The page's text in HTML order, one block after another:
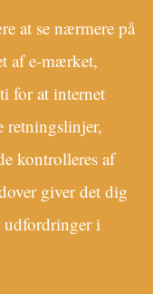
at se nærmere på
af e-mærket,
for at internet
retningslinjer,
kontrolleres af
giver det dig
i